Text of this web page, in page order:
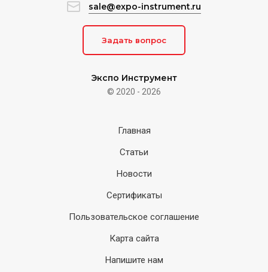
Экспо Инструмент
© 2020 - 2026
sale@expo-instrument.ru
Задать вопрос
Главная
Статьи
Новости
Сертификаты
Пользовательское соглашение
Карта сайта
Напишите нам